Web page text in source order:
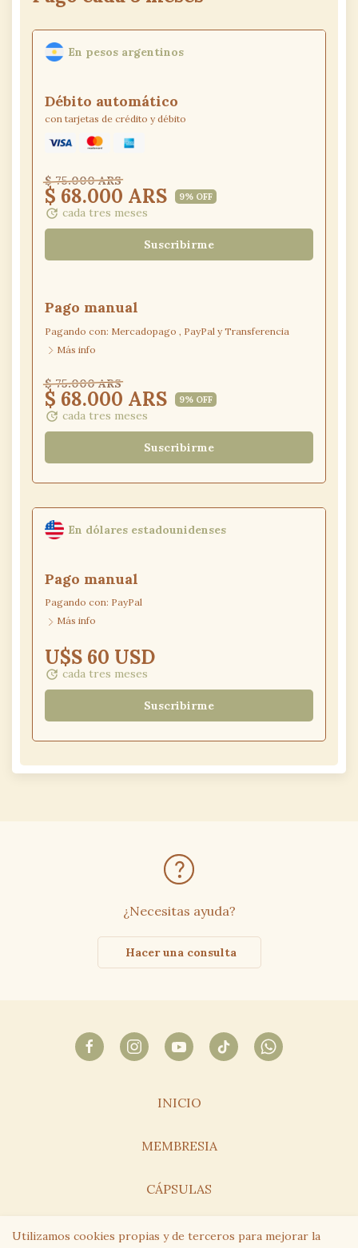
En pesos argentinos
Débito automático
con tarjetas de crédito y débito
Visa Mastercard
amex
$ 75.000 ARS
$ 68.000 ARS 9% OFF
update cada tres meses
Suscribirme
Pago manual
Pagando con: Mercadopago PayPal y Transferencia
Más info
$ 75.000 ARS
$ 68.000 ARS 9% OFF
update cada tres meses
Suscribirme
En dólares estadounidenses
Pago manual
Pagando con: PayPal
Más info
U$S 60 USD
update cada tres meses
Suscribirme
¿Necesitas ayuda?
Hacer una consulta
INICIO
MEMBRESIA
CÁPSULAS
¿QUIÉN SOY?
Utilizamos cookies propias y de terceros para mejorar la